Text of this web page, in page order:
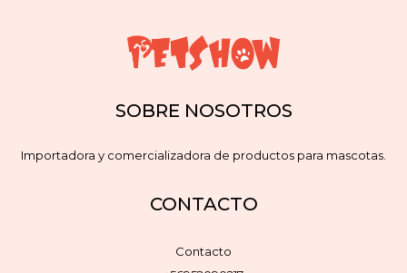
SOBRE NOSOTROS
Importadora y comercializadora de productos para mascotas.
CONTACTO
Contacto